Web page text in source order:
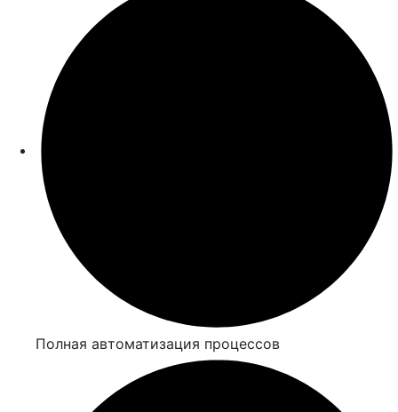
Полная автоматизация процессов